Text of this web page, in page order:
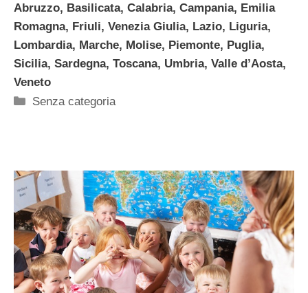
Abruzzo, Basilicata, Calabria, Campania, Emilia
Romagna, Friuli, Venezia Giulia, Lazio, Liguria,
Lombardia, Marche, Molise, Piemonte, Puglia,
Sicilia, Sardegna, Toscana, Umbria, Valle d’Aosta,
Veneto
Categorie
Senza categoria